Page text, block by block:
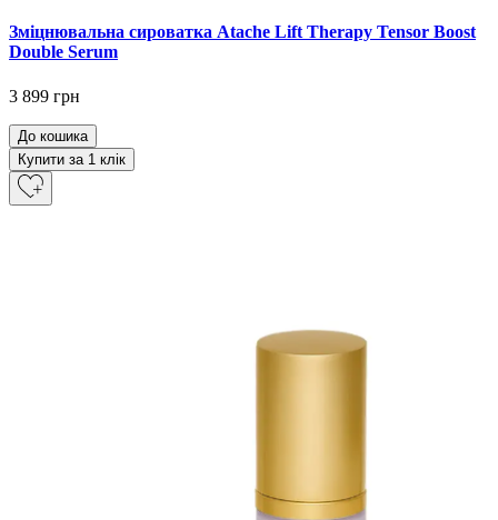
Зміцнювальна сироватка Atache Lift Therapy Tensor Boost
Double Serum
3 899 грн
До кошика
Купити за 1 клiк